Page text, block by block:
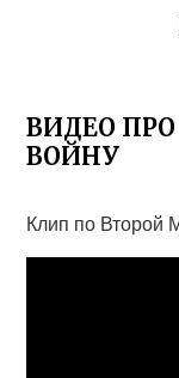
ВИДЕО
ВОЙНУ
Клип по Второй